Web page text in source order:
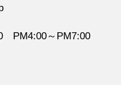
PM4:00～PM7:00